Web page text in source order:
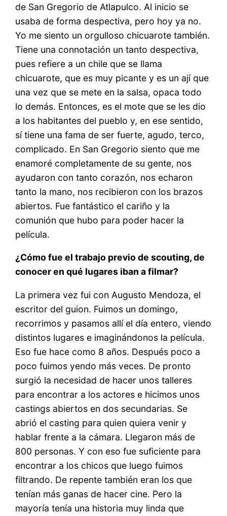
de San Gregorio de Atlapulco. Al inicio se
usaba de forma despectiva, pero hoy ya no.
Yo me siento un orgulloso chicuarote también.
Tiene una connotación un tanto despectiva,
pues refiere a un chile que se llama
chicuarote, que es muy picante y es un ají que
una vez que se mete en la salsa, opaca todo
lo demás. Entonces, es el mote que se les dio
a los habitantes del pueblo y, en ese sentido,
sí tiene una fama de ser fuerte, agudo, terco,
complicado. En San Gregorio siento que me
enamoré completamente de su gente, nos
ayudaron con tanto corazón, nos echaron
tanto la mano, nos recibieron con los brazos
abiertos. Fue fantástico el cariño y la
comunión que hubo para poder hacer la
película.
¿Cómo fue el trabajo previo de scouting, de
conocer en qué lugares iban a filmar?
La primera vez fui con Augusto Mendoza, el
escritor del guion. Fuimos un domingo,
recorrimos y pasamos allí el día entero, viendo
distintos lugares e imaginándonos la película.
Eso fue hace como 8 años. Después poco a
poco fuimos yendo más veces. De pronto
surgió la necesidad de hacer unos talleres
para encontrar a los actores e hicimos unos
castings abiertos en dos secundarias. Se
abrió el casting para quien quiera venir y
hablar frente a la cámara. Llegaron más de
800 personas. Y con eso fue suficiente para
encontrar a los chicos que luego fuimos
filtrando. De repente también eran los que
tenían más ganas de hacer cine. Pero la
mayoría tenía una historia muy linda que